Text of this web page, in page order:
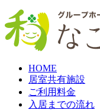
HOME
居室共有施設
ご利用料金
入居までの流れ